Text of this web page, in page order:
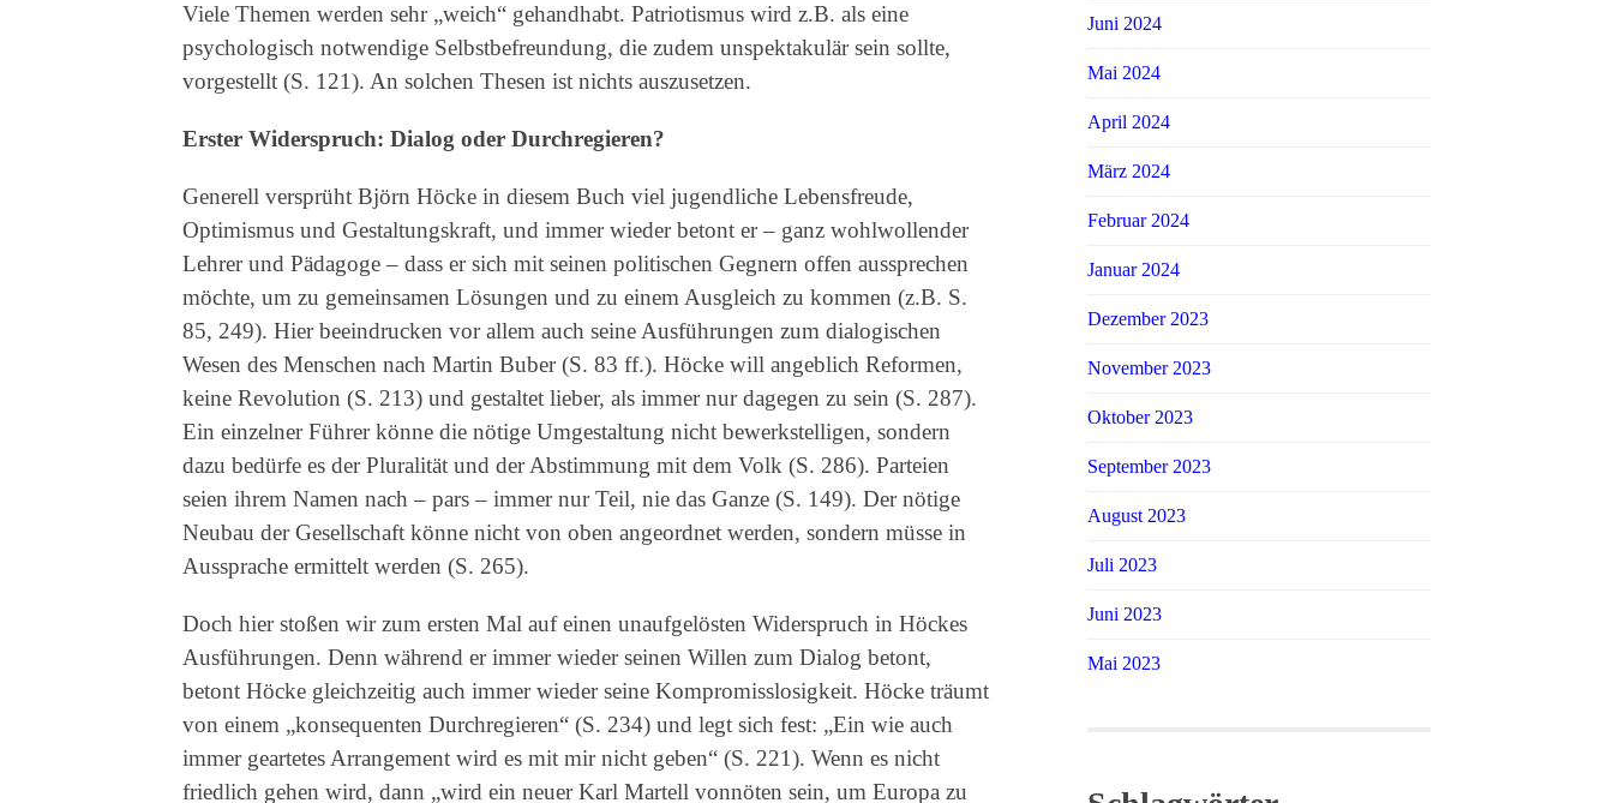
Viele Themen werden sehr „weich“ gehandhabt. Patriotismus wird z.B. als eine
psychologisch notwendige Selbstbefreundung, die zudem unspektakulär sein sollte,
vorgestellt (S. 121). An solchen Thesen ist nichts auszusetzen.
Erster Widerspruch: Dialog oder Durchregieren?
Generell versprüht Björn Höcke in diesem Buch viel jugendliche Lebensfreude,
Optimismus und Gestaltungskraft, und immer wieder betont er – ganz wohlwollender
Lehrer und Pädagoge – dass er sich mit seinen politischen Gegnern offen aussprechen
möchte, um zu gemeinsamen Lösungen und zu einem Ausgleich zu kommen (z.B. S.
85, 249). Hier beeindrucken vor allem auch seine Ausführungen zum dialogischen
Wesen des Menschen nach Martin Buber (S. 83 ff.). Höcke will angeblich Reformen,
keine Revolution (S. 213) und gestaltet lieber, als immer nur dagegen zu sein (S. 287).
Ein einzelner Führer könne die nötige Umgestaltung nicht bewerkstelligen, sondern
dazu bedürfe es der Pluralität und der Abstimmung mit dem Volk (S. 286). Parteien
seien ihrem Namen nach – pars – immer nur Teil, nie das Ganze (S. 149). Der nötige
Neubau der Gesellschaft könne nicht von oben angeordnet werden, sondern müsse in
Aussprache ermittelt werden (S. 265).
Doch hier stoßen wir zum ersten Mal auf einen unaufgelösten Widerspruch in Höckes
Ausführungen. Denn während er immer wieder seinen Willen zum Dialog betont,
betont Höcke gleichzeitig auch immer wieder seine Kompromisslosigkeit. Höcke träumt
von einem „konsequenten Durchregieren“ (S. 234) und legt sich fest: „Ein wie auch
immer geartetes Arrangement wird es mit mir nicht geben“ (S. 221). Wenn es nicht
friedlich gehen wird, dann „wird ein neuer Karl Martell vonnöten sein, um Europa zu
Juni 2024
Mai 2024
April 2024
März 2024
Februar 2024
Januar 2024
Dezember 2023
November 2023
Oktober 2023
September 2023
August 2023
Juli 2023
Juni 2023
Mai 2023